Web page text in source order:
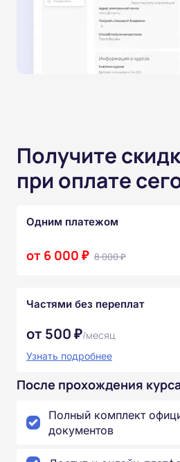
Получите
при оплате
Одним платежом
от 6 000 ₽ 8 000 ₽
Частями без переплат
от 500 ₽/месяц
Узнать подробнее
После прохождения
Полный комплект
документов